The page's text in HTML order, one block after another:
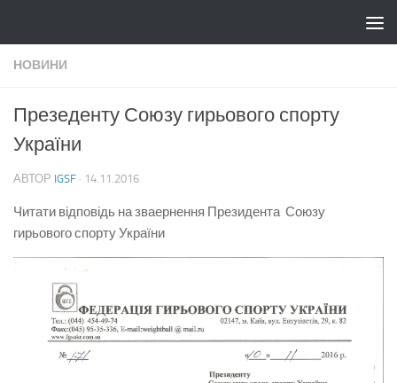
НОВИНИ
Презеденту Союзу гирьового спорту
України
АВТОР IGSF · 14.11.2016
Читати відповідь на зваернення Президента Союзу
гирьового спорту України